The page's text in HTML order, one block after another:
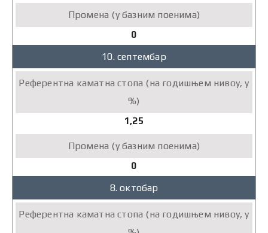
0
10. септембар
1,25
0
8. октобар